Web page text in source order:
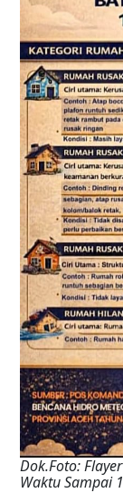
Dok.Foto:
Waktu Sampai